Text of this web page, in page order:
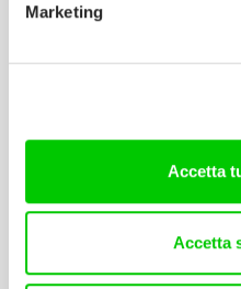
Marketing
Accetta
Accetta
Scarica il catalogo
Manuali d’istruzione
Lavora con noi